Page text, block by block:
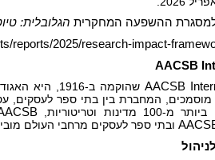
למסגרת ההשפעה המחקרית הגלובלית:
reports/2025/research-impact-
AACSB
AACSB
חברים מוסמכים, המחברת בין בתי ספר
וטריטוריות,
ובתי ספר לעסקים מרחבי העולם